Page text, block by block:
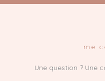
me
Une question ? Une